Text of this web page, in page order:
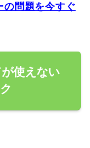
の問題を今すぐ
使えない